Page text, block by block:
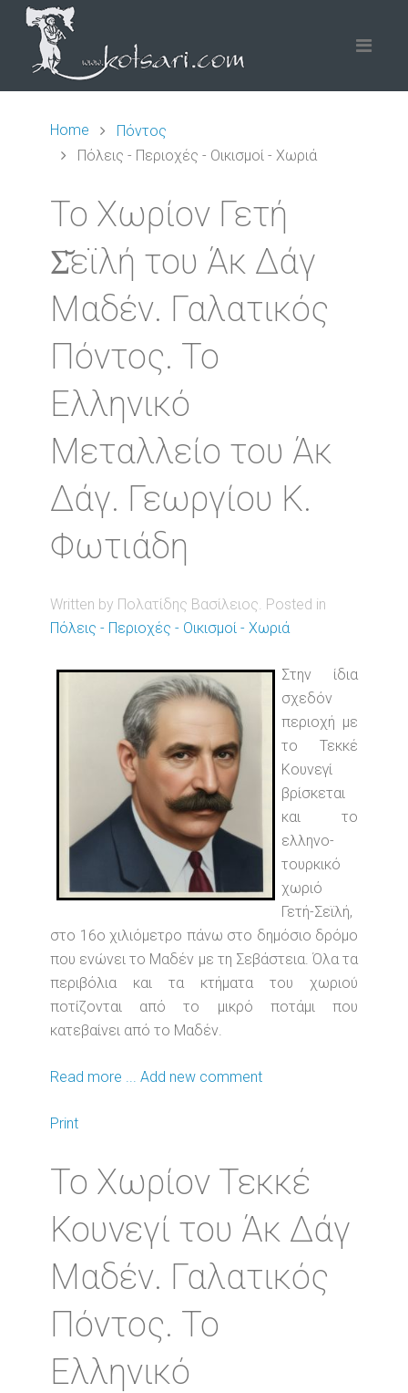
Home
Πόντος
Πόλεις - Περιοχές - Οικισμοί - Χωριά
Το Χωρίον Γετή
Σ̆εϊλή του Άκ Δάγ
Μαδέν. Γαλατικός
Πόντος. Το
Ελληνικό
Μεταλλείο του Άκ
Δάγ. Γεωργίου Κ.
Φωτιάδη
Written by Πολατίδης Βασίλειος. Posted in
Πόλεις - Περιοχές - Οικισμοί - Χωριά
Στην ίδια
σχεδόν
περιοχή με
το Τεκκέ
Κουνεγί
βρίσκεται
και το
ελληνο-
τουρκικό
χωριό
Γετή-Σεϊλή,
στο 16ο χιλιόμετρο πάνω στο δημόσιο δρόμο
που ενώνει το Μαδέν με τη Σεβάστεια. Όλα τα
περιβόλια και τα κτήματα του χωριού
ποτίζονται από το μικρό ποτάμι που
κατεβαίνει από το Μαδέν.
Read more ... Add new comment
Print
Το Χωρίον Τεκκέ
Κουνεγί του Άκ Δάγ
Μαδέν. Γαλατικός
Πόντος. Το
Ελληνικό